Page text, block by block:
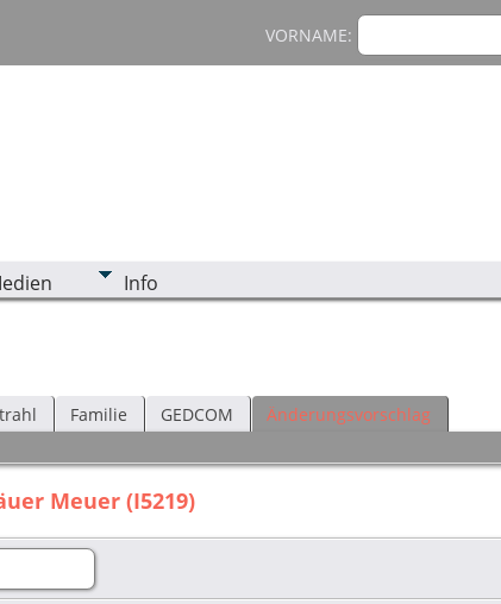
VORNAME:
Info
Familie GEDCOM Änderungsvorschlag
Meuer (I5219)